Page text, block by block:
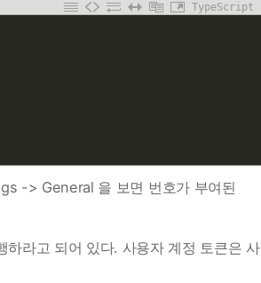
TypeScript
-> General 을 보면 번호가 부여된
라고 되어 있다. 사용자 계정 토큰은 사